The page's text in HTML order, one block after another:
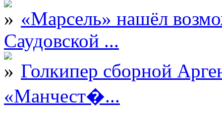
«Марсель» нашёл
Саудовской ...
Голкипер сборной
«Манчест�...